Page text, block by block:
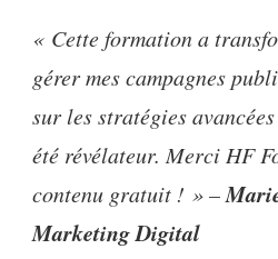
« Cette formation a
gérer mes campagnes
sur les stratégies
été révélateur. Merci HF
contenu gratuit ! » –
Marketing Digital